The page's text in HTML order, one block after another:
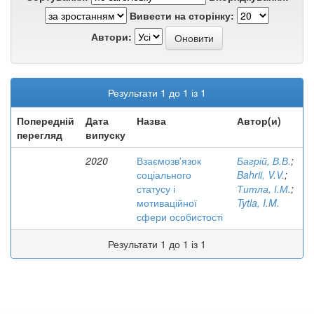
Вивести на сторінку:
Автори:
Результати 1 до 1 із 1
Попередній
перегляд
Дата
випуску
Назва Автор(и)
2020
Взаємозв'язок
соціального
статусу і
мотиваційної
сфери особистості
Багрій, В.В.;
Bahrii, V.V.;
Титла, І.М.;
Tytla, I.M.
Результати 1 до 1 із 1